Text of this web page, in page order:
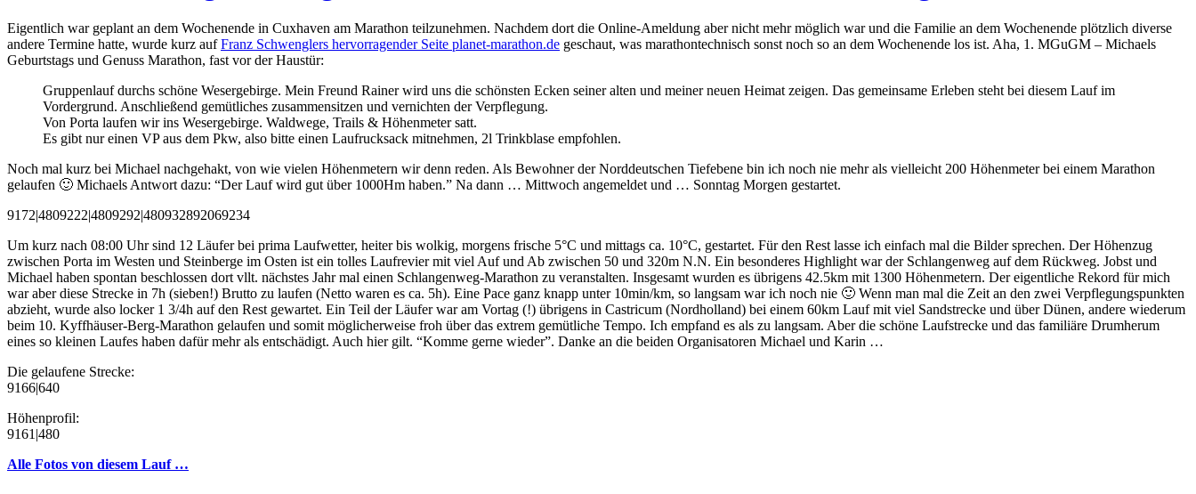
Eigentlich war geplant an dem Wochenende in Cuxhaven am Marathon teilzunehmen. Nachdem dort die Online-Ameldung aber nicht mehr möglich war und die Familie an dem Wochenende plötzlich diverse
andere Termine hatte, wurde kurz aufFranz Schwenglers hervorragender Seite planet-marathon.de geschaut, was marathontechnisch sonst noch so an dem Wochenende los ist. Aha, 1. MGuGM – Michaels
Geburtstags und Genuss Marathon, fast vor der Haustür:
Gruppenlauf durchs schöne Wesergebirge. Mein Freund Rainer wird uns die schönsten Ecken seiner alten und meiner neuen Heimat zeigen. Das gemeinsame Erleben steht bei diesem Lauf im
Vordergrund. Anschließend gemütliches zusammensitzen und vernichten der Verpflegung.
Von Porta laufen wir ins Wesergebirge. Waldwege, Trails & Höhenmeter satt.
Es gibt nur einen VP aus dem Pkw, also bitte einen Laufrucksack mitnehmen, 2l Trinkblase empfohlen.
Noch mal kurz bei Michael nachgehakt, von wie vielen Höhenmetern wir denn reden. Als Bewohner der Norddeutschen Tiefebene bin ich noch nie mehr als vielleicht 200 Höhenmeter bei einem Marathon
gelaufen 🙂 Michaels Antwort dazu: “Der Lauf wird gut über 1000Hm haben.” Na dann … Mittwoch angemeldet und … Sonntag Morgen gestartet.
9172|4809222|4809292|480932892069234
Um kurz nach 08:00 Uhr sind 12 Läufer bei prima Laufwetter, heiter bis wolkig, morgens frische 5°C und mittags ca. 10°C, gestartet. Für den Rest lasse ich einfach mal die Bilder sprechen. Der Höhenzug
zwischen Porta im Westen und Steinberge im Osten ist ein tolles Laufrevier mit viel Auf und Ab zwischen 50 und 320m N.N. Ein besonderes Highlight war der Schlangenweg auf dem Rückweg. Jobst und
Michael haben spontan beschlossen dort vllt. nächstes Jahr mal einen Schlangenweg-Marathon zu veranstalten. Insgesamt wurden es übrigens 42.5km mit 1300 Höhenmetern. Der eigentliche Rekord für mich
war aber diese Strecke in 7h (sieben!) Brutto zu laufen (Netto waren es ca. 5h). Eine Pace ganz knapp unter 10min/km, so langsam war ich noch nie 🙂 Wenn man mal die Zeit an den zwei Verpflegungspunkten
abzieht, wurde also locker 1 3/4h auf den Rest gewartet. Ein Teil der Läufer war am Vortag (!) übrigens in Castricum (Nordholland) bei einem 60km Lauf mit viel Sandstrecke und über Dünen, andere wiederum
beim 10. Kyffhäuser-Berg-Marathon gelaufen und somit möglicherweise froh über das extrem gemütliche Tempo. Ich empfand es als zu langsam. Aber die schöne Laufstrecke und das familiäre Drumherum
eines so kleinen Laufes haben dafür mehr als entschädigt. Auch hier gilt. “Komme gerne wieder”. Danke an die beiden Organisatoren Michael und Karin …
Die gelaufene Strecke:
9166|640
Höhenprofil:
9161|480
Alle Fotos von diesem Lauf …